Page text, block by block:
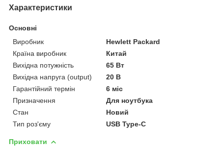
Характеристики
Основні
Виробник
Hewlett Packard
Країна виробник
Китай
Вихідна потужність
65 Вт
Вихідна напруга (output)
20 В
Гарантійний термін
6 міс
Призначення
Для ноутбука
Стан
Новий
Тип роз'єму
USB Type-C
Приховати